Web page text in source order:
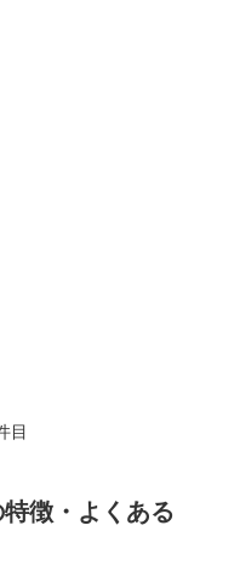
目
徴・よくある